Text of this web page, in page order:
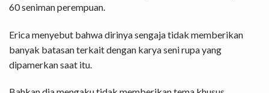
60 seniman perempuan.
Erica menyebut bahwa dirinya sengaja tidak memberikan
banyak batasan terkait dengan karya seni rupa yang
dipamerkan saat itu.